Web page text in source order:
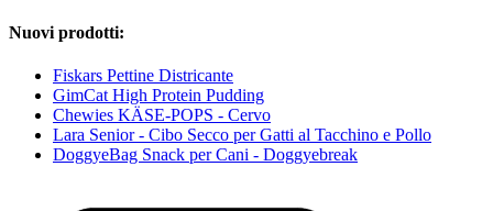
Nuovi prodotti:
Fiskars Pettine Districante
GimCat High Protein Pudding
Chewies KÄSE-POPS - Cervo
Lara Senior - Cibo Secco per Gatti al Tacchino e Pollo
DoggyeBag Snack per Cani - Doggyebreak